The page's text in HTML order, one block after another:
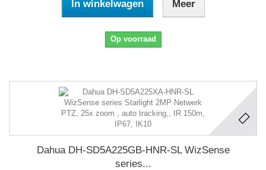
In winkelwagen Meer
Op voorraad
Dahua DH-SD5A225GB-HNR-SL WizSense
series...